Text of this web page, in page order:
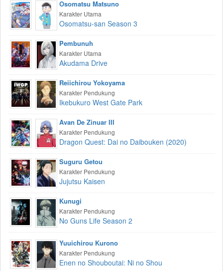
Osomatsu Matsuno
Karakter Utama
Osomatsu-san Season 3
Pembunuh
Karakter Utama
Akudama Drive
Reiichirou Yokoyama
Karakter Pendukung
Ikebukuro West Gate Park
Avan De Zinuar III
Karakter Pendukung
Dragon Quest: Dai no Daibouken (2020)
Suguru Getou
Karakter Pendukung
Jujutsu Kaisen
Kunugi
Karakter Pendukung
No Guns Life Season 2
Yuuichirou Kurono
Karakter Pendukung
Enen no Shouboutai: Ni no Shou